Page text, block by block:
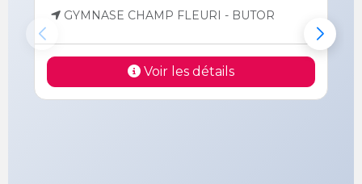
GYMNASE CHAMP FLEURI - BUTOR
Voir les détails